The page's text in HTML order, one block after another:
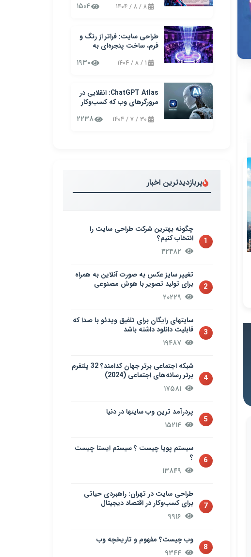
۸ / ۸ / ۱۴۰۴ ۱۵۰۴
طراحی سایت: فراتر از رنگ و
فرم، ساخت پنجره‌ای به
۱ / ۸ / ۱۴۰۴ ۱۹۳۰
ChatGPT Atlas: انقلابی در
مرورگرهای وب که کسب‌وکار
۳۰ / ۷ / ۱۴۰۴ ۲۲۳۸
پربازدیدترین اخبار
1
چگونه بهترین شرکت طراحی سایت را
انتخاب کنیم؟
2
تغییر سایز عکس به صورت آنلاین به همراه
برای تولید تصویر با هوش مصنوعی
3
سایتهای رایگان برای تلفیق ویدئو با صدا که
قابلیت دانلود داشته باشد
4
شبکه اجتماعی برتر جهان کدامند؟ 32 پلتفرم
برتر رسانه‌های اجتماعی (2024)
5
پردرآمد ترین وب سایتها در دنیا
6
سيستم پويا چیست ؟ سيستم ایستا چیست
؟
7
طراحی سایت در تهران: راهبردی حیاتی
برای کسب‌وکار در اقتصاد دیجیتال
8
وب چیست؟ مفهوم و تاریخچه وب